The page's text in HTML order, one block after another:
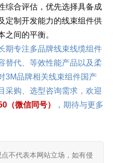
综合评估，优先选择具备成
定制开发能力的线束组件供
之间的平衡。
期专注多品牌线束线缆组件
替代、等效性能产品以及柔
3M品牌相关线束组件国产
采购、选型咨询需求，欢迎
（微信同号）
，期待与更多
点不代表本网站立场，如有侵